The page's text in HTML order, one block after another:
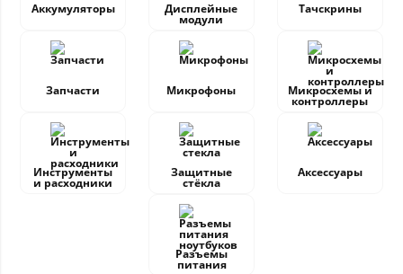
Аккумуляторы Дисплейные
модули
Тачскрины
Запчасти Микрофоны Микросхемы и
контроллеры
Инструменты
и расходники
Защитные
стёкла
Аксессуары
Разъемы
питания